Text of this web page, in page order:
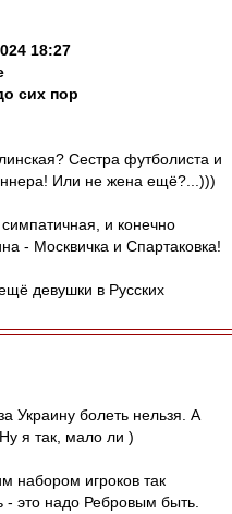
18:27
сих пор
Сестра футболиста и
Или не жена ещё?...)))
и конечно
- Москвичка и Спартаковка!
девушки в Русских
Украину болеть нельзя. А
я так, мало ли )
набором игроков так
- это надо Ребровым быть.